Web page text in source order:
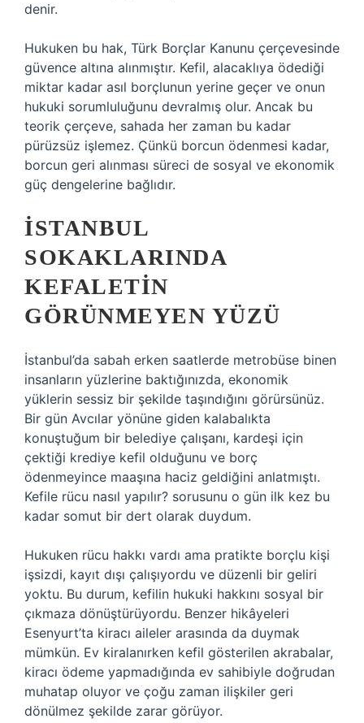
denir.
Hukuken bu hak, Türk Borçlar Kanunu çerçevesinde
güvence altına alınmıştır. Kefil, alacaklıya ödediği
miktar kadar asıl borçlunun yerine geçer ve onun
hukuki sorumluluğunu devralmış olur. Ancak bu
teorik çerçeve, sahada her zaman bu kadar
pürüzsüz işlemez. Çünkü borcun ödenmesi kadar,
borcun geri alınması süreci de sosyal ve ekonomik
güç dengelerine bağlıdır.
İSTANBUL
SOKAKLARINDA
KEFALETIN
GÖRÜNMEYEN YÜZÜ
İstanbul’da sabah erken saatlerde metrobüse binen
insanların yüzlerine baktığınızda, ekonomik
yüklerin sessiz bir şekilde taşındığını görürsünüz.
Bir gün Avcılar yönüne giden kalabalıkta
konuştuğum bir belediye çalışanı, kardeşi için
çektiği krediye kefil olduğunu ve borç
ödenmeyince maaşına haciz geldiğini anlatmıştı.
Kefile rücu nasıl yapılır? sorusunu o gün ilk kez bu
kadar somut bir dert olarak duydum.
Hukuken rücu hakkı vardı ama pratikte borçlu kişi
işsizdi, kayıt dışı çalışıyordu ve düzenli bir geliri
yoktu. Bu durum, kefilin hukuki hakkını sosyal bir
çıkmaza dönüştürüyordu. Benzer hikâyeleri
Esenyurt’ta kiracı aileler arasında da duymak
mümkün. Ev kiralanırken kefil gösterilen akrabalar,
kiracı ödeme yapmadığında ev sahibiyle doğrudan
muhatap oluyor ve çoğu zaman ilişkiler geri
dönülmez şekilde zarar görüyor.